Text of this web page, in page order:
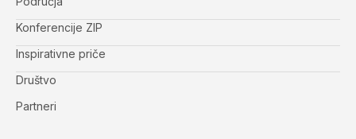
Konferencije ZIP
Inspirativne priče
Društvo
Partneri